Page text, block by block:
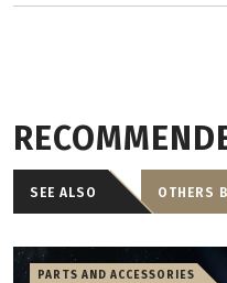
SEE ALSO OTHERS
PARTS AND ACCESSORIES